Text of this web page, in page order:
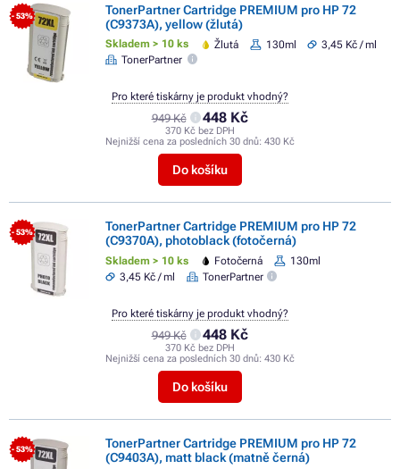
- 53%
TonerPartner Cartridge PREMIUM pro HP 72
(C9373A), yellow (žlutá)
Skladem > 10 ks Žlutá 130ml
3,45 Kč / ml
TonerPartner
949 Kč 448 Kč
370 Kč bez DPH
Nejnižší cena za posledních 30 dnů: 430 Kč
Do košíku
Pro které tiskárny je produkt vhodný?
- 53%
TonerPartner Cartridge PREMIUM pro HP 72
(C9370A), photoblack (fotočerná)
Skladem > 10 ks Fotočerná
130ml
3,45 Kč / ml
TonerPartner
949 Kč 448 Kč
370 Kč bez DPH
Nejnižší cena za posledních 30 dnů: 430 Kč
Do košíku
Pro které tiskárny je produkt vhodný?
- 53%
TonerPartner Cartridge PREMIUM pro HP 72
(C9403A), matt black (matně černá)